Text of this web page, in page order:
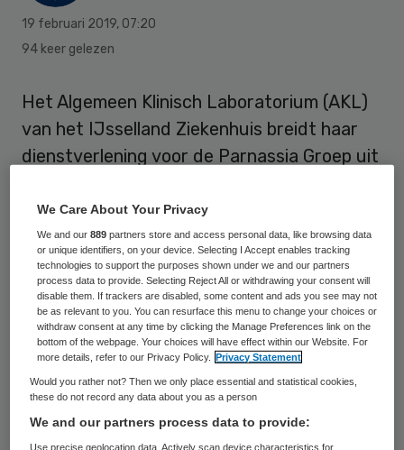
19 februari 2019, 07:20
94 keer gelezen
Het Algemeen Klinisch Laboratorium (AKL)
van het IJsselland Ziekenhuis breidt haar
dienstverlening voor de Parnassia Groep uit
sinds 2012 de laboratoriumdiagnostiek voor
de Parnassia Groep in de regio Rotterdam.
Met de ondertekening van het vernieuwde
contract is voor alle cliënten van de
Parnassia Groep in hun directe
leefomgeving laboratoriumdiagnostiek
beschikbaar. Het gaat hierbij om mensen
met ernstig psychiatrische aandoeningen
en verslavingsproblemen.
We Care About Your Privacy
We and our889 partners store and access personal data, like browsing data
or unique identifiers, on your device. Selecting I Accept enables tracking
technologies to support the purposes shown under we and our partners
process data to provide. Selecting Reject All or withdrawing your consent will
disable them. If trackers are disabled, some content and ads you see may not
be as relevant to you. You can resurface this menu to change your choices or
withdraw consent at any time by clicking the Manage Preferences link on the
bottom of the webpage. Your choices will have effect within our Website. For
more details, refer to our Privacy Policy.
Privacy Statement
Would you rather not? Then we only place essential and statistical cookies,
these do not record any data about you as a person
We and our partners process data to provide:
Use precise geolocation data. Actively scan device characteristics for